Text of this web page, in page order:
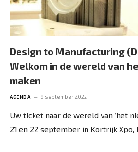
Design to Manufacturing
Welkom in de wereld van
maken
AGENDA 9 september 2022
Uw ticket naar de wereld van ‘het
21 en 22 september in Kortrijk Xpo,